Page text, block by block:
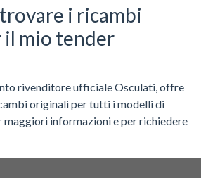
i ricambi
mio tender
rivenditore ufficiale Osculati, offre
originali per tutti i modelli di
maggiori informazioni e per richiedere